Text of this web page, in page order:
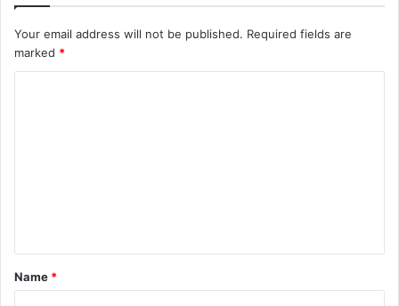
Your email address will not be published. Required fields are
marked *
*
Name *